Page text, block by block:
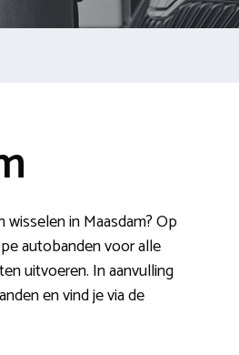
in Maasdam? Op
autobanden voor alle
uitvoeren. In aanvulling
en vind je via de